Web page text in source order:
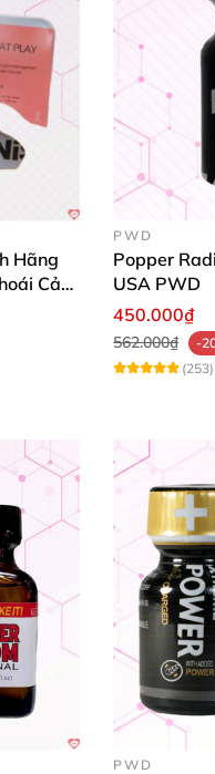
Hãng
Cảm
PWD
Popper
USA PWD
450.000₫
562.000₫
-
(253)
PWD